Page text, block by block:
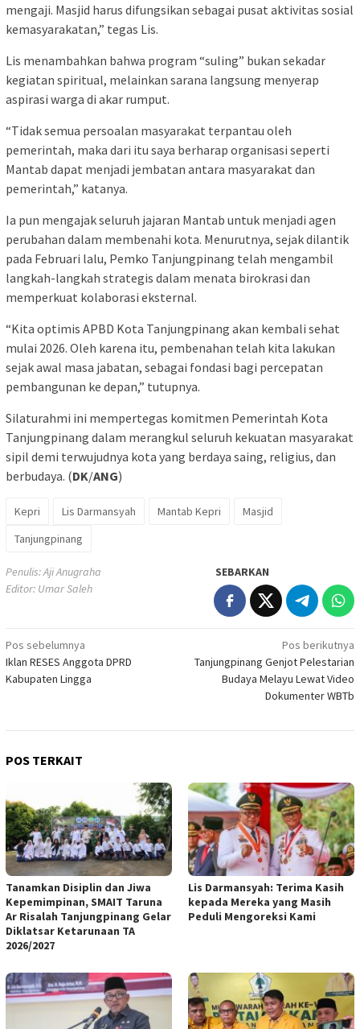
mengaji. Masjid harus difungsikan sebagai pusat aktivitas sosial
kemasyarakatan,” tegas Lis.
Lis menambahkan bahwa program “suling” bukan sekadar
kegiatan spiritual, melainkan sarana langsung menyerap
aspirasi warga di akar rumput.
“Tidak semua persoalan masyarakat terpantau oleh
pemerintah, maka dari itu saya berharap organisasi seperti
Mantab dapat menjadi jembatan antara masyarakat dan
pemerintah,” katanya.
Ia pun mengajak seluruh jajaran Mantab untuk menjadi agen
perubahan dalam membenahi kota. Menurutnya, sejak dilantik
pada Februari lalu, Pemko Tanjungpinang telah mengambil
langkah-langkah strategis dalam menata birokrasi dan
memperkuat kolaborasi eksternal.
“Kita optimis APBD Kota Tanjungpinang akan kembali sehat
mulai 2026. Oleh karena itu, pembenahan telah kita lakukan
sejak awal masa jabatan, sebagai fondasi bagi percepatan
pembangunan ke depan,” tutupnya.
Silaturahmi ini mempertegas komitmen Pemerintah Kota
Tanjungpinang dalam merangkul seluruh kekuatan masyarakat
sipil demi terwujudnya kota yang berdaya saing, religius, dan
berbudaya. (DK/ANG)
Kepri Lis Darmansyah Mantab Kepri
Masjid
Tanjungpinang
Penulis: Aji Anugraha
Editor: Umar Saleh
SEBARKAN
Navigasi
pos
Pos sebelumnya
Iklan RESES Anggota DPRD
Kabupaten Lingga
Pos berikutnya
Tanjungpinang Genjot Pelestarian
Budaya Melayu Lewat Video
Dokumenter WBTb
POS TERKAIT
Tanamkan Disiplin dan Jiwa
Kepemimpinan, SMAIT Taruna
Ar Risalah Tanjungpinang Gelar
Diklatsar Ketarunaan TA
2026/2027
Lis Darmansyah: Terima Kasih
kepada Mereka yang Masih
Peduli Mengoreksi Kami